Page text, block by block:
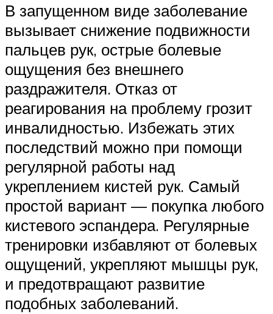
В запущенном виде заболевание
вызывает снижение подвижности
пальцев рук, острые болевые
ощущения без внешнего
раздражителя. Отказ от
реагирования на проблему грозит
инвалидностью. Избежать этих
последствий можно при помощи
регулярной работы над
укреплением кистей рук. Самый
простой вариант — покупка любого
кистевого эспандера. Регулярные
тренировки избавляют от болевых
ощущений, укрепляют мышцы рук,
и предотвращают развитие
подобных заболеваний.